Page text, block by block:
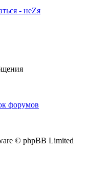
- неZя
форумов
© phpBB Limited